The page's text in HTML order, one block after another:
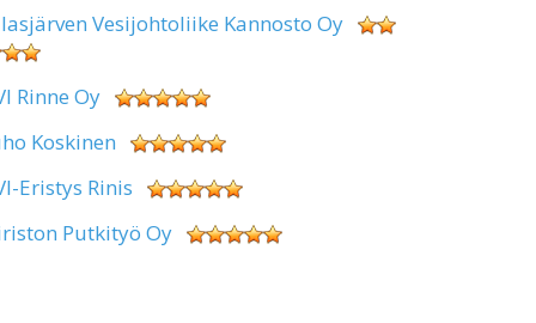
Vesijohtoliike Kannosto Oy
Rinne Oy
Koskinen
Eristys Rinis
Putkityö Oy